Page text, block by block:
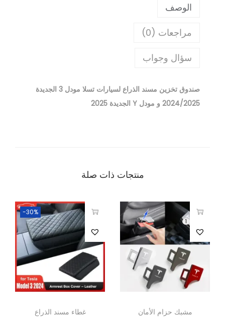
الوصف
مراجعات (0)
سؤال وجواب
صندوق تخزين مسند الذراع لسيارات تسلا مودل 3 الجديدة
2024/2025 و مودل Y الجديدة 2025
منتجات ذات صلة
-30%
غطاء مسند الذراع
1
مشبك حزام الأمان